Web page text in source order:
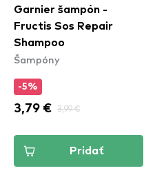
Garnier šampón -
Fructis Sos Repair
Shampoo
Šampóny
-5%
3,79 € 3,99 €
Pridať